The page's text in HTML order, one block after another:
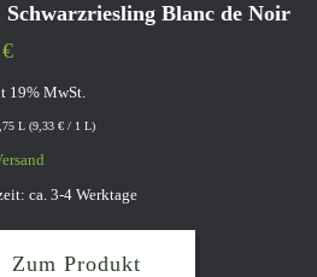
Schwarzriesling Blanc de Noir
€
19% MwSt.
L (9,33€ / 1 L)
ca. 3-4 Werktage
Zum Produkt